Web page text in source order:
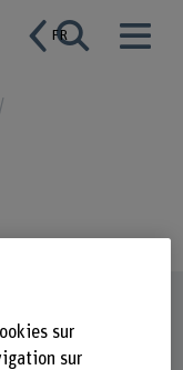
FR
sur
sur